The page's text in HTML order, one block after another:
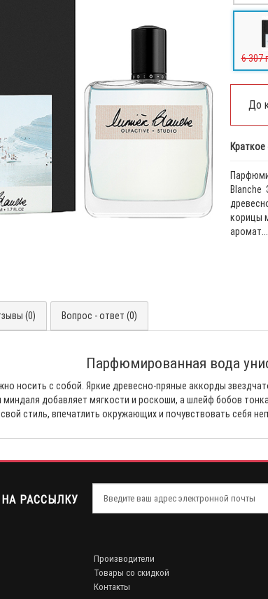
6 307
До
Краткое
Blanche
корицы
аромат...
(0) Вопрос - ответ (0)
Парфюмированная вода
носить с собой. Яркие древесно-пряные аккорды
добавляет мягкости и роскоши, а шлейф бобов
стиль, впечатлить окружающих и почувствовать себя
РАССЫЛКУ
Производители
Товары со скидкой
Контакты